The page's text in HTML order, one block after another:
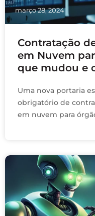
março 28, 2024
Contratação
em Nuvem
que mudou e
Uma nova portaria
obrigatório de
em nuvem para
inclui critérios de
e níveis de serviço.
devem atender a
dados, flexibilidade
serviço.